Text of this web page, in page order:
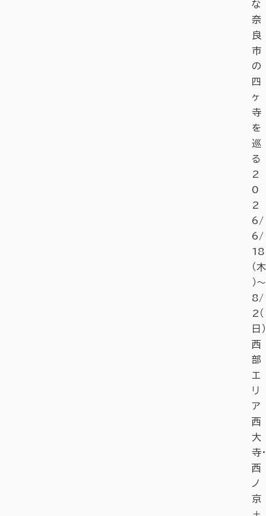
な
奈
良
市
の
四
ヶ
寺
を
巡
る
2
0
2
6/
6/
18
（木
）〜
8/
2（
日）
西
部
エ
リ
ア
西
大
寺・
西
ノ
京
＋